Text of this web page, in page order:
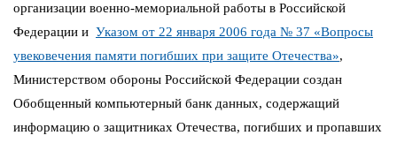
организации военно-мемориальной работы в Российской
Федерации и Указом от 22 января 2006 года № 37 «Вопросы
увековечения памяти погибших при защите Отечества»,
Министерством обороны Российской Федерации создан
Обобщенный компьютерный банк данных, содержащий
информацию о защитниках Отечества, погибших и пропавших